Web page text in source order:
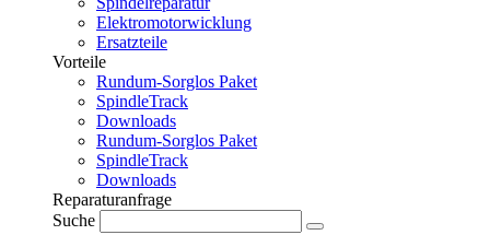
Elektromotorwicklung
Ersatzteile
Vorteile
Rundum-Sorglos Paket
SpindleTrack
Downloads
Rundum-Sorglos Paket
SpindleTrack
Downloads
Reparaturanfrage
Suche